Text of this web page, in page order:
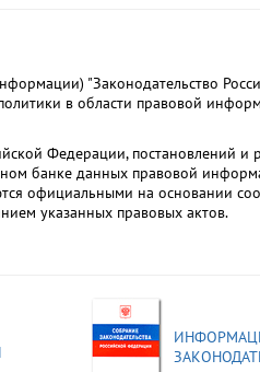
"Законодательство
в области правовой
Федерации, постановлений и
банке данных правовой
официальными на основании
указанных правовых актов.